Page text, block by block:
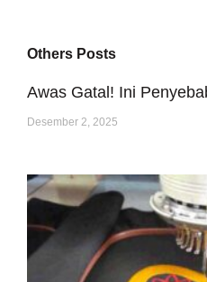
Others Posts
Awas Gatal! Ini
Desember 2, 2025